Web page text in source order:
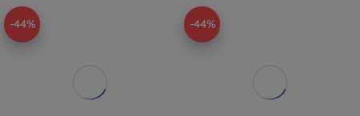
-44% -44%